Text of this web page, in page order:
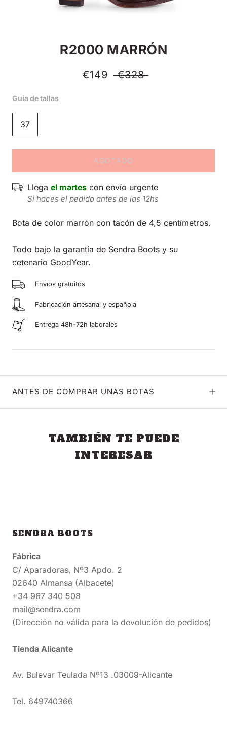
R2000 MARRÓN
€149 €328
Guía de tallas
37
AGOTADO
Llega el martes con envío urgente
Si haces el pedido antes de las 12hs
Bota de color marrón con tacón de 4,5 centímetros.
Todo bajo la garantía de Sendra Boots y su
cetenario GoodYear.
Envíos gratuitos
Fabricación artesanal y española
Entrega 48h-72h laborales
ANTES DE COMPRAR UNAS BOTAS
TAMBIÉN TE PUEDE
INTERESAR
SENDRA BOOTS
Fábrica
C/ Aparadoras, Nº3 Apdo. 2
02640 Almansa (Albacete)
+34 967 340 508
mail@sendra.com
(Dirección no válida para la devolución de pedidos)
Tienda Alicante
Av. Bulevar Teulada Nº13 .03009-Alicante
Tel. 649740366